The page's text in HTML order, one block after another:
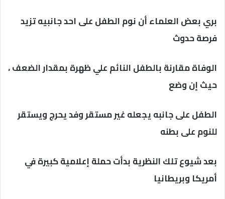
بري بعض العلماء أن نوم الطفل على احد جانبيه تزيد
فرصة حدوث
الوفاة مقارنة بالطفل النائم علي ظهرة بمقدار الضعف ،
حيث إن وضع
الطفل على جانبه يجعله غير مستقر وفد يحرج ويستقر
للنوم على بطنه
بعد شيوع تلك النظرية بدأت حملة إعلامية كبيرة في
أمريكا وبريطانيا